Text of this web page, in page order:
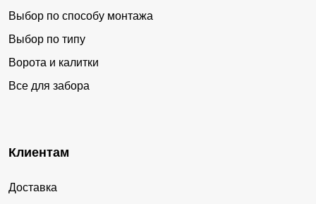
Выбор по способу монтажа
Выбор по типу
Ворота и калитки
Все для забора
Клиентам
Доставка